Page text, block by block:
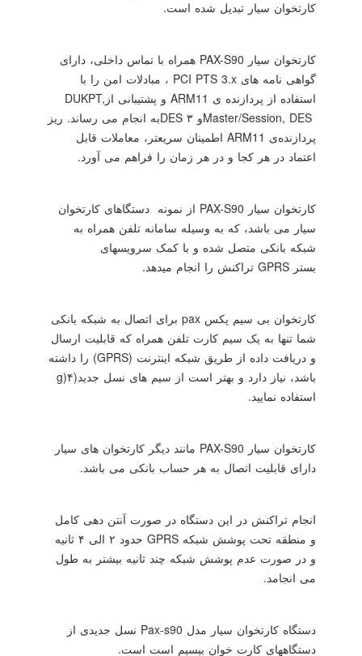
کارتخوان سیار تبدیل شده است.
کارتخوان سیار PAX-S90 همراه با تماس داخلی، دارای
گواهی نامه های PCI PTS 3.x ، مبادلات امن را با
استفاده از پردازنده ی ARM11 و پشتیبانی از DUKPT,
Master/Session, DESو ۳ DESبه انجام می رساند. ریز
پردازنده‌ی ARM11 اطمینان سریعتر، معاملات قابل
اعتماد در هر کجا و در هر زمان را فراهم می آورد.
کارتخوان سیار PAX-S90 از نمونه دستگاهای کارتخوان
سیار می باشد، که به وسیله سامانه تلفن همراه به
شبکه بانکی متصل شده و با کمک سرویسهای
بستر GPRS تراکنش را انجام میدهد.
کارتخوان بی سیم پکس pax برای اتصال به شبکه بانکی
شما تنها به یک سیم‌ کارت تلفن همراه که قابلیت ارسال
و دریافت داده از طریق شبکه اینترنت (GPRS) را داشته
باشد، نیاز دارد و بهتر است از سیم های نسل جدید(۴ g)
استفاده نمایید.
کارتخوان سیار PAX-S90 مانند دیگر کارتخوان های سیار
دارای قابلیت اتصال به هر حساب بانکی می باشد.
انجام تراکنش در این دستگاه در صورت آنتن دهی کامل
و منطقه تحت پوشش شبکه GPRS
حدود ۲ الی ۴ ثانیه
و در صورت عدم پوشش شبکه چند ثانیه بیشتر به طول
می انجامد.
دستگاه کارتخوان سیار مدل Pax-s90 نسل جدیدی از
دستگاههای کارت خوان بیسیم است است.